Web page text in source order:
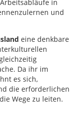
in
und
eine denkbare
Da ihr im
es sich,
die erforderlichen
Wege zu leiten.